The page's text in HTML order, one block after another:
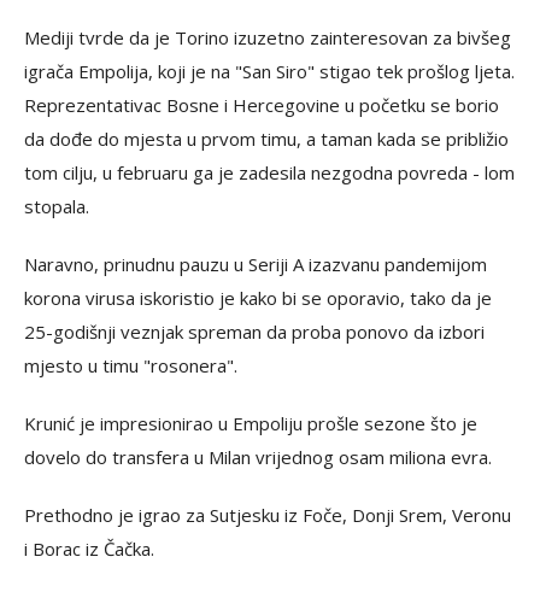
Mediji tvrde da je Torino izuzetno zainteresovan za bivšeg
igrača Empolija, koji je na "San Siro" stigao tek prošlog ljeta.
Reprezentativac Bosne i Hercegovine u početku se borio
da dođe do mjesta u prvom timu, a taman kada se približio
tom cilju, u februaru ga je zadesila nezgodna povreda - lom
stopala.
Naravno, prinudnu pauzu u Seriji A izazvanu pandemijom
korona virusa iskoristio je kako bi se oporavio, tako da je
25-godišnji veznjak spreman da proba ponovo da izbori
mjesto u timu "rosonera".
Krunić je impresionirao u Empoliju prošle sezone što je
dovelo do transfera u Milan vrijednog osam miliona evra.
Prethodno je igrao za Sutjesku iz Foče, Donji Srem, Veronu
i Borac iz Čačka.